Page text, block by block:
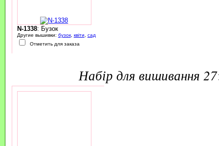
N-1338: Бузок
Другие вышивки: бузок, квіти
сад
Отметить для заказа
набір для вишивання